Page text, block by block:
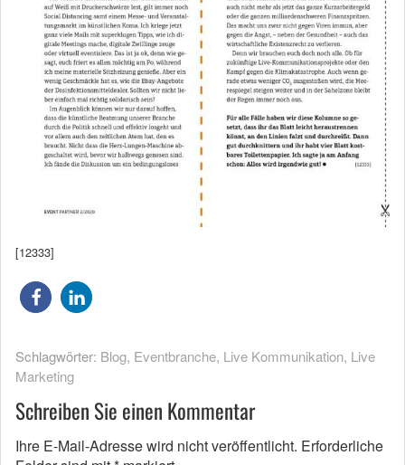
[12333]
Schlagwörter: Blog, Eventbranche, Live Kommunikation, Live
Marketing
Schreiben Sie einen Kommentar
Ihre E-Mail-Adresse wird nicht veröffentlicht. Erforderliche